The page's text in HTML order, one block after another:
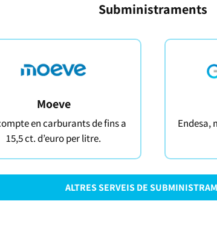
Subministraments
Moeve
en carburants de fins a
15,5 ct. d’euro per litre.
Endesa,
ALTRES SERVEIS DE